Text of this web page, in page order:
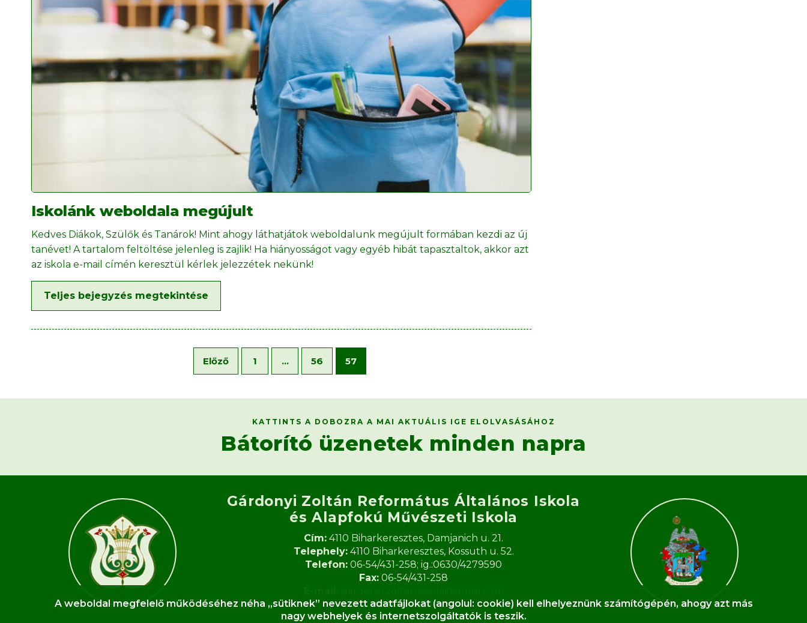
Iskolánk weboldala megújult
Kedves Diákok, Szülők és Tanárok! Mint ahogy láthatjátok weboldalunk megújult formában kezdi az új
tanévet! A tartalom feltöltése jelenleg is zajlik! Ha hiányosságot vagy egyéb hibát tapasztaltok, akkor azt
az iskola e-mail címén keresztül kérlek jelezzétek nekünk!
Teljes bejegyzés megtekintése
Előző 1 … 56 57
KATTINTS A DOBOZRA A MAI AKTUÁLIS IGE ELOLVASÁSÁHOZ
Bátorító üzenetek minden napra
Gárdonyi Zoltán Református Általános Iskola
és Alapfokú Művészeti Iskola​
Cím: 4110 Biharkeresztes, Damjanich u. 21.
Telephely:4110 Biharkeresztes, Kossuth u. 52.
Telefon: 06-54/431-258; ig.:0630/4279590
Fax: 06-54/431-258
OM:062933
A weboldal megfelelő működéséhez néha „sütiknek” nevezett adatfájlokat (angolul: cookie) kell elhelyeznünk számítógépén, ahogy azt más
nagy webhelyek és internetszolgáltatók is teszik.